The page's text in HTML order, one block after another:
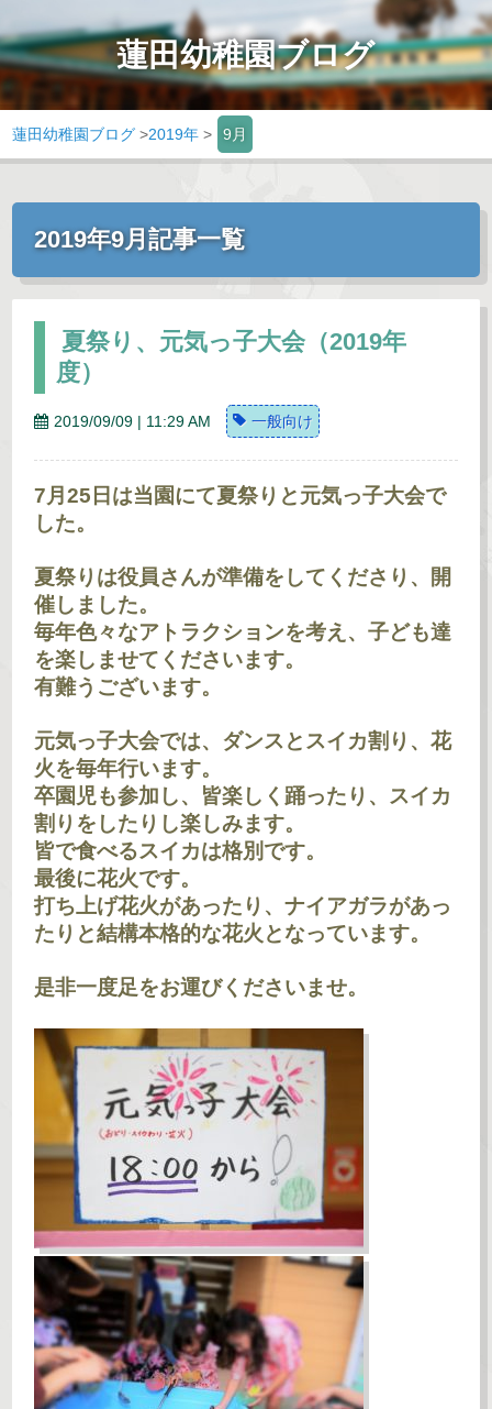
蓮田幼稚園ブログ
蓮田幼稚園ブログ >2019年 > 9月
2019年9月記事一覧
夏祭り、元気っ子大会（2019年
度）
2019/09/09 | 11:29 AM 一般向け
7月25日は当園にて夏祭りと元気っ子大会で
した。
夏祭りは役員さんが準備をしてくださり、開
催しました。
毎年色々なアトラクションを考え、子ども達
を楽しませてくださいます。
有難うございます。
元気っ子大会では、ダンスとスイカ割り、花
火を毎年行います。
卒園児も参加し、皆楽しく踊ったり、スイカ
割りをしたりし楽しみます。
皆で食べるスイカは格別です。
最後に花火です。
打ち上げ花火があったり、ナイアガラがあっ
たりと結構本格的な花火となっています。
是非一度足をお運びくださいませ。